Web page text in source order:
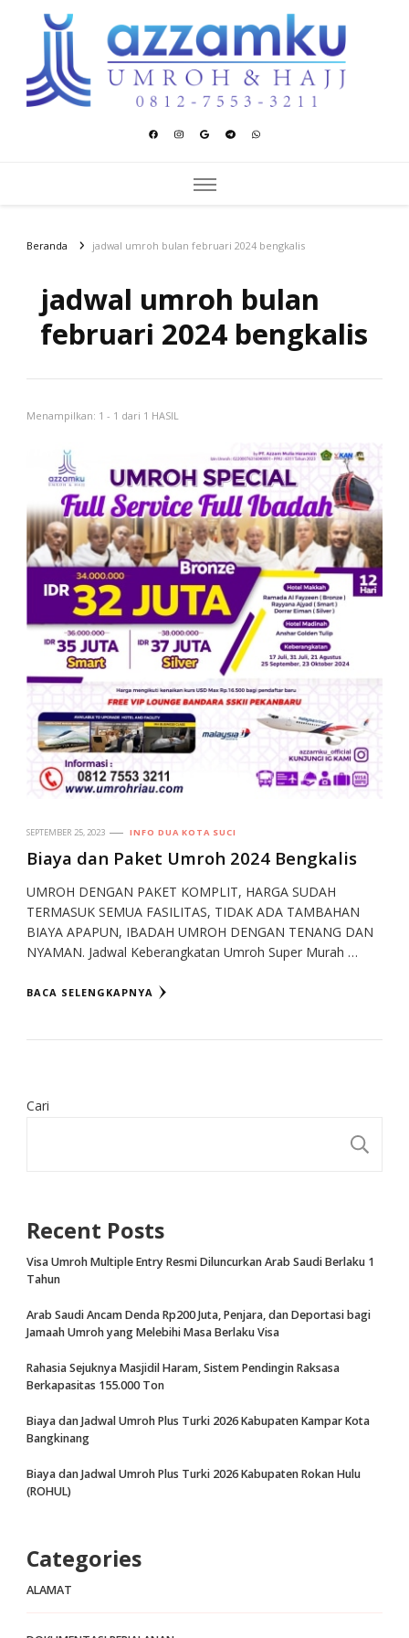
Azzamku Umroh dan Hajj
Beranda jadwal umroh bulan februari 2024 bengkalis
jadwal umroh bulan
februari 2024 bengkalis
Menampilkan: 1 - 1 dari 1 HASIL
SEPTEMBER 25, 2023 INFO DUA KOTA SUCI
Biaya dan Paket Umroh 2024 Bengkalis
UMROH DENGAN PAKET KOMPLIT, HARGA SUDAH
TERMASUK SEMUA FASILITAS, TIDAK ADA TAMBAHAN
BIAYA APAPUN, IBADAH UMROH DENGAN TENANG DAN
NYAMAN. Jadwal Keberangkatan Umroh Super Murah …
BACA SELENGKAPNYA
Cari
Recent Posts
Visa Umroh Multiple Entry Resmi Diluncurkan Arab Saudi Berlaku 1
Tahun
Arab Saudi Ancam Denda Rp200 Juta, Penjara, dan Deportasi bagi
Jamaah Umroh yang Melebihi Masa Berlaku Visa
Rahasia Sejuknya Masjidil Haram, Sistem Pendingin Raksasa
Berkapasitas 155.000 Ton
Biaya dan Jadwal Umroh Plus Turki 2026 Kabupaten Kampar Kota
Bangkinang
Biaya dan Jadwal Umroh Plus Turki 2026 Kabupaten Rokan Hulu
(ROHUL)
Categories
ALAMAT